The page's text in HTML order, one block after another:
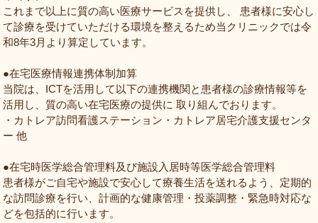
これまで以上に質の高い医療サービスを提供し、 患者様に安心し
て診療を受けていただける環境を整えるため当クリニックでは令
和8年3月より算定しています。
●在宅医療情報連携体制加算
当院は、ICTを活用して以下の連携機関と患者様の診療情報等を
活用し、質の高い在宅医療の提供に 取り組んでおります。
・カトレア訪問看護ステーション・カトレア居宅介護支援センタ
ー 他
●在宅時医学総合管理料及び施設入居時等医学総合管理料
患者様がご自宅や施設で安心して療養生活を送れるよう、定期的
な訪問診療を行い、計画的な健康管理・投薬調整・緊急時対応な
どを包括的に行います。